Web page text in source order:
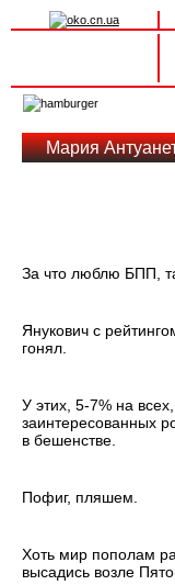
navigation
Мария
За что люблю БПП,
Янукович с
гонял.
У этих, 5-7% на
заинтересованных
в бешенстве.
Пофиг, пляшем.
Хоть мир пополам
высадись возле